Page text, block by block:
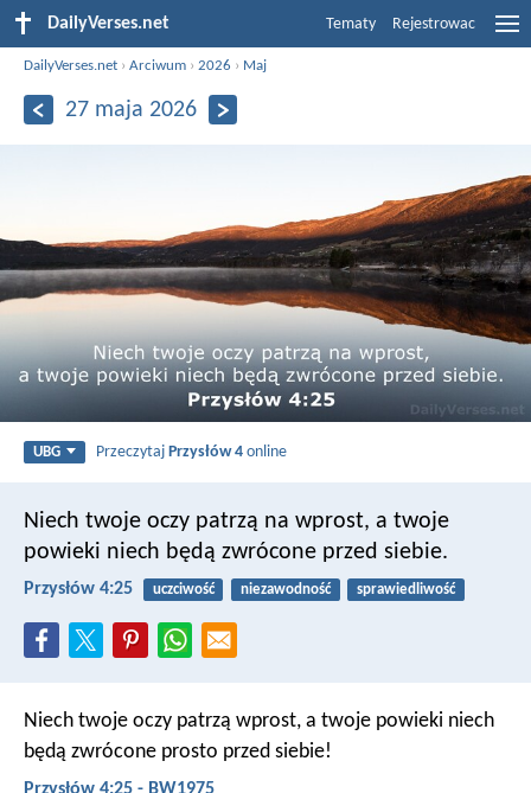
DailyVerses.net Tematy Rejestrowac
DailyVerses.net ›Arciwum ›2026 › Maj
27 maja 2026
UBG PrzeczytajPrzysłów 4 online
Niech twoje oczy patrzą na wprost, a twoje
powieki niech będą zwrócone przed siebie.
Przysłów 4:25 uczciwość niezawodność sprawiedliwość
Niech twoje oczy patrzą wprost, a twoje powieki niech
będą zwrócone prosto przed siebie!